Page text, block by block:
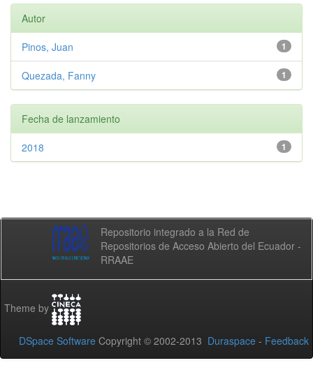
Autor
1
Pinos, Juan
1
Quezada, Fanny
Fecha de lanzamiento
1
2018
Repositorio integrado a la Red de
Repositorios de Acceso Abierto del Ecuador -
RRAAE
Theme by
DSpace Software Copyright © 2002-2013 Duraspace - Feedback